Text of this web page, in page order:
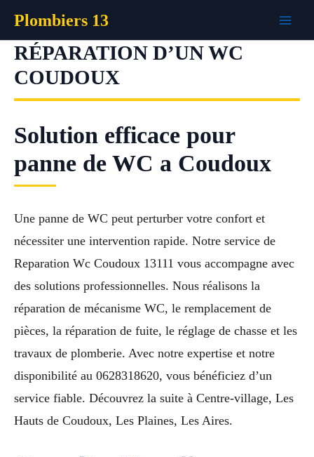
contenu
Plombiers 13
RÉPARATION D’UN WC
COUDOUX
Solution efficace pour
panne de WC a Coudoux
Une panne de WC peut perturber votre confort et
nécessiter une intervention rapide. Notre service de
Reparation Wc Coudoux 13111 vous accompagne avec
des solutions professionnelles. Nous réalisons la
réparation de mécanisme WC, le remplacement de
pièces, la réparation de fuite, le réglage de chasse et les
travaux de plomberie. Avec notre expertise et notre
disponibilité au 0628318620, vous bénéficiez d’un
service fiable. Découvrez la suite à Centre-village, Les
Hauts de Coudoux, Les Plaines, Les Aires.